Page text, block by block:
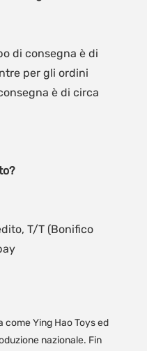
di consegna è di
per gli ordini
è di circa
D7: Metodo di pagamento?
T/T (Bonifico
Bancario), D/P, D/A, Alipay
come Ying Hao Toys ed
nazionale. Fin